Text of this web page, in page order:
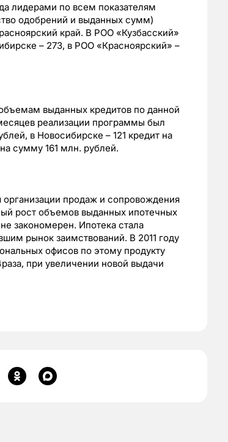
лидерами по всем показателям
одобрений и выданных сумм)
край. В РОО «Кузбасский»
– 273, в РОО «Красноярский» –
выданных кредитов по данной
реализации программы был
в Новосибирске – 121 кредит на
сумму 161 млн. рублей.
продаж и сопровождения
рост объемов выданных ипотечных
закономерен. Ипотека стала
рынок заимствований. В 2011 году
офисов по этому продукту
при увеличении новой выдачи